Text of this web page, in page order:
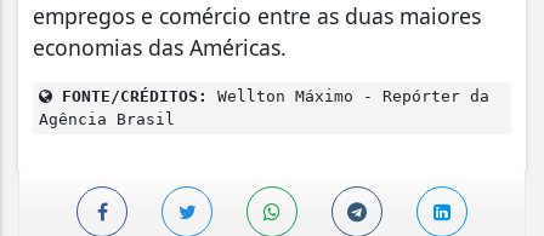
empregos e comércio entre as duas maiores
economias das Américas.
FONTE/CRÉDITOS:
Wellton Máximo - Repórter da
Agência Brasil